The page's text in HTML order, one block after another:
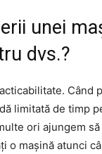
unei
dvs.?
Când
limitată de timp
ori ajungem
o mașină atunci